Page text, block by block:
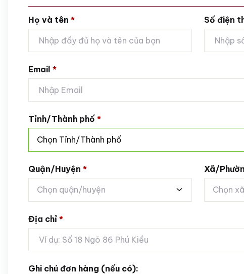
Họ và tên * Số điện
Email *
Tỉnh/Thành phố *
Chọn Tỉnh/Thành phố
Quận/Huyện *
Chọn quận/huyện
Xã/
Chọn
Địa chỉ *
Ghi chú đơn hàng (nếu có):